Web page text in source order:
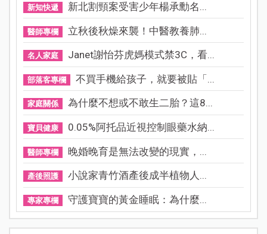
新知快遞 新北割頸案受害少年楊承勳名...
醫師專欄 立秋後秋燥來襲！中醫教養肺...
名人家庭 Janet謝怡芬虎媽模式禁3C，看...
部落客專欄 不買手機給孩子，就要被貼「...
家庭關係 為什麼不想或不敢生二胎？這8...
寶貝健康 0.05%阿托品近視控制眼藥水納...
醫師專欄 晚婚晚育是無法改變的現實，...
產後照護 小說家青竹酒產後成半植物人...
專家專欄 守護寶寶的黃金睡眠：為什麼...